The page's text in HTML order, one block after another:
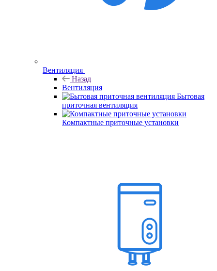
Вентиляция
Назад
Вентиляция
Бытовая
приточная вентиляция
Компактные приточные установки